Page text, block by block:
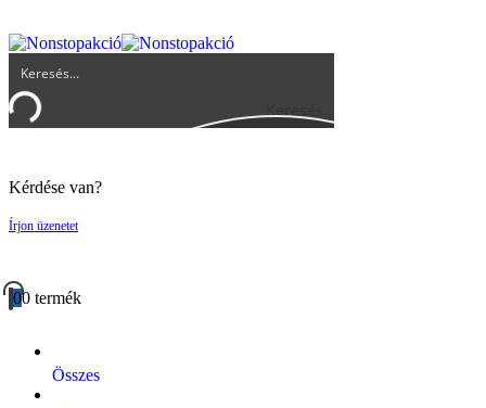
Keresés
Kérdése van?
Írjon üzenetet
00 termék
Összes